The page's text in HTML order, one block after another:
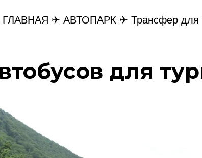
ГЛАВНАЯ ✈ АВТОПАРК ✈ Трансфер для
для